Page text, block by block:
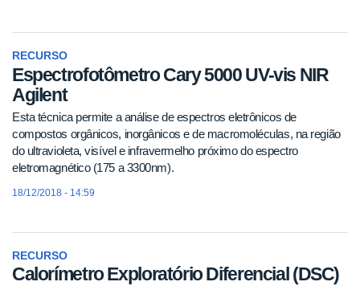
RECURSO
Espectrofotômetro Cary 5000 UV-vis NIR
Agilent
Esta técnica permite a análise de espectros eletrônicos de
compostos orgânicos, inorgânicos e de macromoléculas, na região
do ultravioleta, visível e infravermelho próximo do espectro
eletromagnético (175 a 3300nm).
18/12/2018 - 14:59
RECURSO
Calorímetro Exploratório Diferencial (DSC)